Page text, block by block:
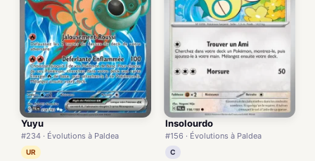
Yuyu
#234 · Évolutions à Paldea
UR
Insolourdo
#156 · Évolutions à Paldea
C